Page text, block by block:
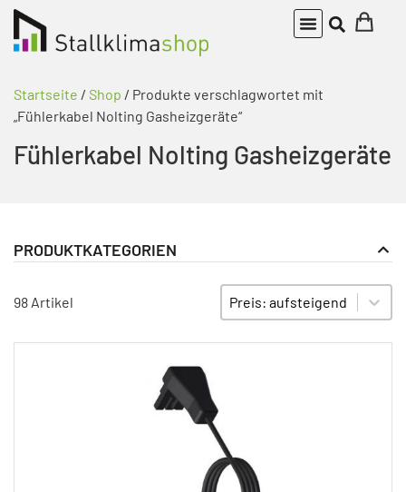
Startseite / Shop / Produkte verschlagwortet mit
„Fühlerkabel Nolting Gasheizgeräte“
Fühlerkabel Nolting Gasheizgeräte
PRODUKTKATEGORIEN
98 Artikel
SORTIEREN
Sort content